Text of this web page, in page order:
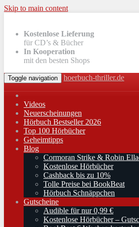
Skip to main content
Kostenlose Lieferung
für CD’s & Bücher
In Kooperation
mit den besten Shops
Toggle navigation hoerbuch-thriller.de
Videos
Neuerscheinungen
Hörbuch Bestseller 2026
Top 100 Hörbücher
Geheimtipps
Blog
Cormoran Strike & Robin
Kostenlose Hörbücher
Cashback bis zu 10%
Tolle Preise bei BookBeat
Hörbuch Schnäppchen
Gutscheine
Audible für nur 0,99 €
Kostenlose Hörbücher –